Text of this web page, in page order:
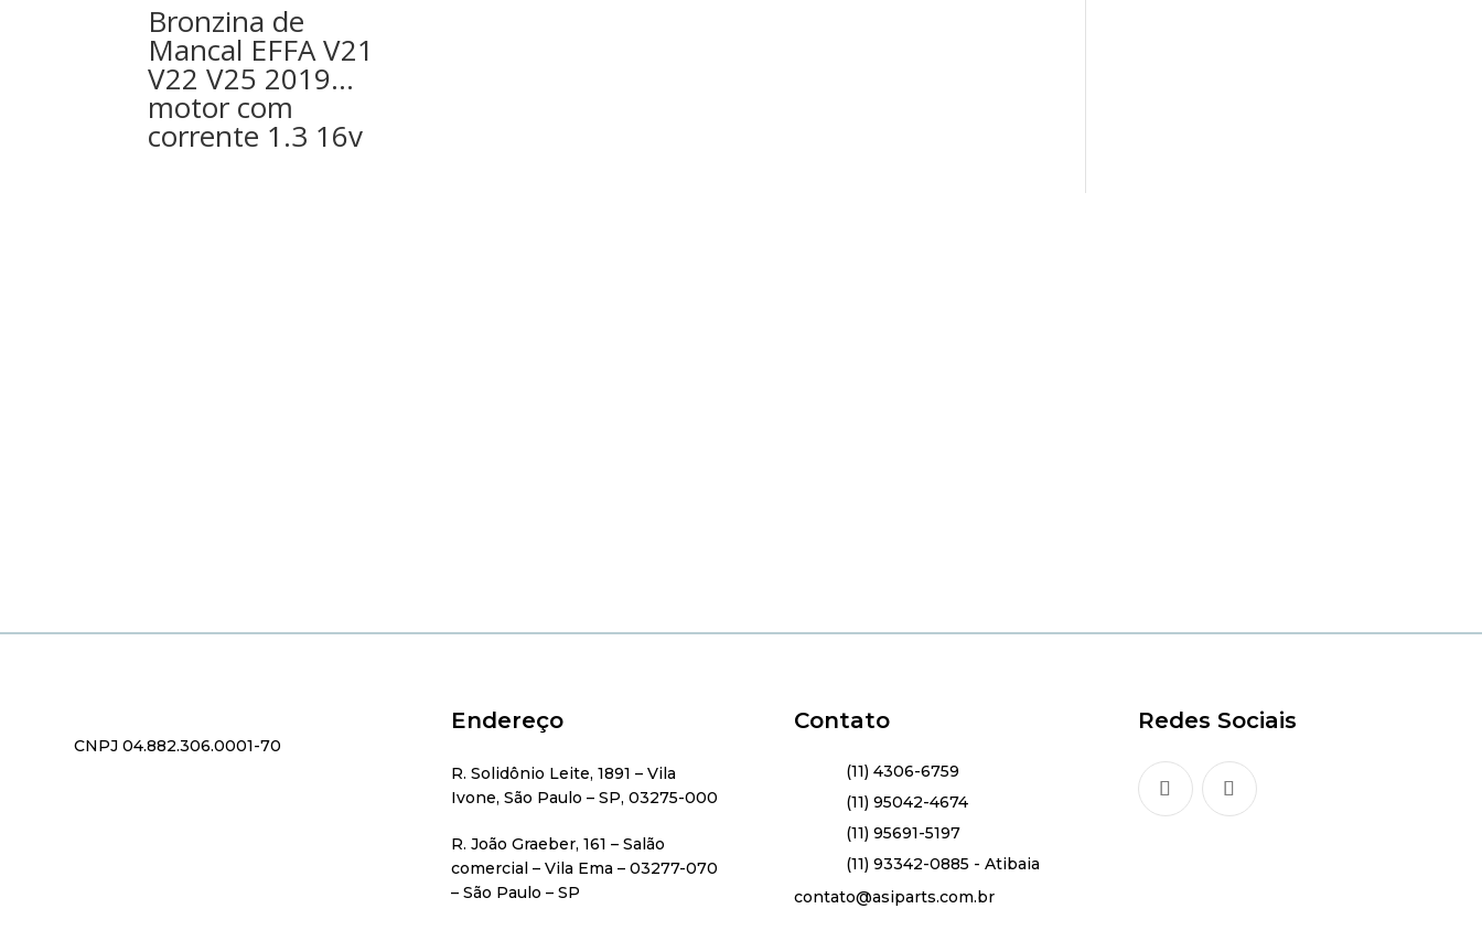
Bronzina de
Mancal EFFA V21
V22 V25 2019…
motor com
corrente 1.3 16v
CNPJ 04.882.306.0001-70
Endereço
R. Solidônio Leite, 1891 – Vila
Ivone, São Paulo – SP, 03275-000
R. João Graeber, 161 – Salão
comercial – Vila Ema – 03277-070
– São Paulo – SP
Contato
(11) 4306-6759
(11) 95042-4674
(11) 95691-5197
(11) 93342-0885 - Atibaia
contato@asiparts.com.br
Redes Sociais